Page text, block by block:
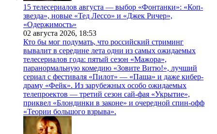
15 телесериалов августа — выбор «Фонтанки»: «Коп-
звезда», новые «Тед Лессо» и «Джек Ричер»,
«Одержимость»
02 августа 2026, 18:53
Кто бы мог подумать, что российский стриминг
вывалит в середине лета одни из самых ожидаемых
телесериалов года: пятый сезон «Мажора»,
паранормальную комедию «Зовите Витю!», лучший
сериал с фестиваля «Пилот» — «Паша» и даже кибер-
драму «Фейк». Из зарубежных особо ожидаемых
телепроектов — третий сезон сай-фая «Укрытие»,
приквел «Блондинки в законе» и очередной спин-офф
«Теории большого взрыва».